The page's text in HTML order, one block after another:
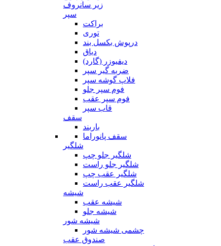
زیر سانروف
سپر
براکت
توری
درپوش بکسل بند
دیاق
دیفیوزر (گارد)
ضربه گیر سپر
فلاپ گوشه سپر
فوم سپر جلو
فوم سپر عقب
قاب سپر
سقف
باربند
سقف پانوراما
شلگیر
شلگیر جلو چپ
شلگیر جلو راست
شلگیر عقب چپ
شلگیر عقب راست
شیشه
شیشه عقب
شیشه جلو
شیشه شور
چشمی شیشه شور
صندوق عقب